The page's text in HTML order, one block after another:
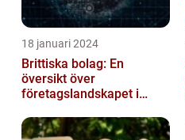
18 januari 2024
Brittiska bolag: En
översikt över
företagslandskapet i